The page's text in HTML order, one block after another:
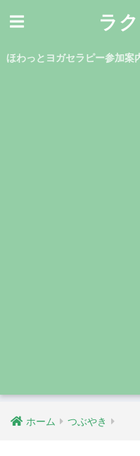
ラ
ほわっとヨガセラピー参加案
ホーム つぶやき